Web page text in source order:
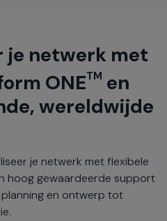
je netwerk met
ONETM en
wereldwijde
je netwerk met flexibele
hoog gewaardeerde support
en ontwerp tot